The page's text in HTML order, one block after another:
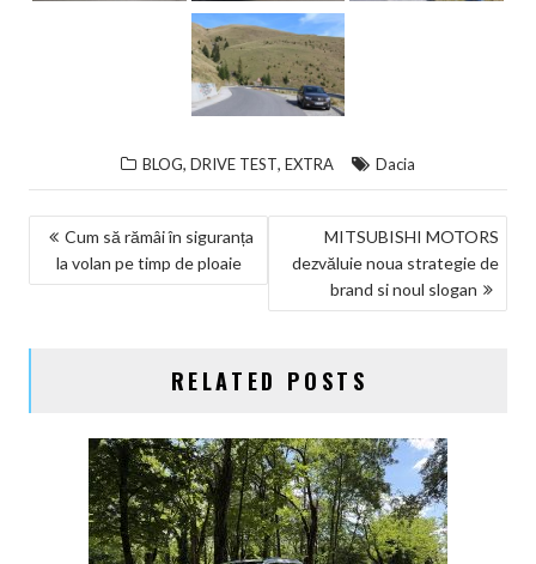
BLOG, DRIVE TEST, EXTRA Dacia
NAVIGARE
ÎN
Cum să rămâi în siguranța
la volan pe timp de ploaie
MITSUBISHI MOTORS
dezvăluie noua strategie de
brand si noul slogan
RELATED POSTS